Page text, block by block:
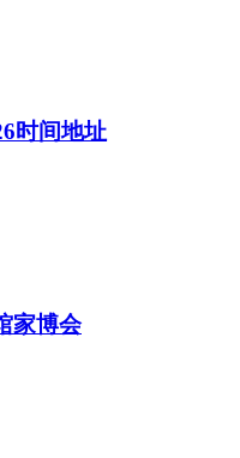
时间地址
家博会